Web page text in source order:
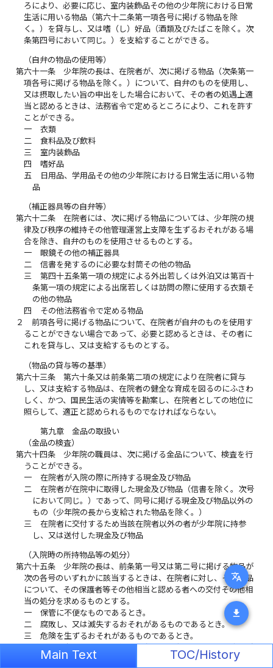
translate
download
ろにより、必要に応じ、室内装飾品その他の少年院における日常
生活に用いる物品（第六十二条第一項各号に掲げる物品を除
く。）を貸与し、又は嗜（し）好品（酒類及びたばこを除く。次
条第四号において同じ。）を支給することができる。
（自弁の物品の使用等）
第六十一条
少年院の長は、在院者が、次に掲げる物品（次条第一
項各号に掲げる物品を除く。）について、自弁のものを使用し、
又は摂取したい旨の申出をした場合において、その者の処遇上適
当と認めるときは、法務省令で定めるところにより、これを許す
ことができる。
一
衣類
二
食料品及び飲料
三
室内装飾品
四
嗜好品
五
日用品、学用品その他の少年院における日常生活に用いる物
品
（補正器具等の自弁等）
第六十二条
在院者には、次に掲げる物品については、少年院の規
律及び秩序の維持その他管理運営上支障を生ずるおそれがある場
合を除き、自弁のものを使用させるものとする。
一
眼鏡その他の補正器具
二
信書を発するのに必要な封筒その他の物品
三
第四十五条第一項の規定による外出若しくは外泊又は第百十
条第一項の規定による出席若しくは訪問の際に使用する衣類そ
の他の物品
四
その他法務省令で定める物品
２
前項各号に掲げる物品について、在院者が自弁のものを使用す
ることができない場合であって、必要と認めるときは、その者に
これを貸与し、又は支給するものとする。
（物品の貸与等の基準）
第六十三条
第六十条又は前条第二項の規定により在院者に貸与
し、又は支給する物品は、在院者の健全な育成を図るのにふさわ
しく、かつ、国民生活の実情等を勘案し、在院者としての地位に
照らして、適正と認められるものでなければならない。
第九章 金品の取扱い
（金品の検査）
第六十四条
少年院の職員は、次に掲げる金品について、検査を行
うことができる。
一
在院者が入院の際に所持する現金及び物品
二
在院者が在院中に取得した現金及び物品（信書を除く。次号
において同じ。）であって、同号に掲げる現金及び物品以外の
もの（少年院の長から支給された物品を除く。）
三
在院者に交付するため当該在院者以外の者が少年院に持参
し、又は送付した現金及び物品
（入院時の所持物品等の処分）
第六十五条
少年院の長は、前条第一号又は第二号に掲げる物品が
次の各号のいずれかに該当するときは、在院者に対し、その物品
について、その保護者等その他相当と認める者への交付その他相
当の処分を求めるものとする。
一
保管に不便なものであるとき。
二
腐敗し、又は滅失するおそれがあるものであるとき。
三
危険を生ずるおそれがあるものであるとき。
前項の規定により物品の処分を求めた場合において、在院者が
相当の期間内にその処分をしないときは、少年院の長は、これを
Main Text TOC/History